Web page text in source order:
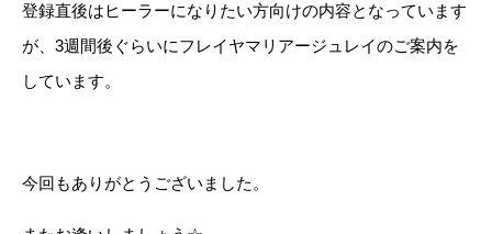
登録直後はヒーラーになりたい方向けの内容となっています
が、3週間後ぐらいにフレイヤマリアージュレイのご案内を
しています。
今回もありがとうございました。